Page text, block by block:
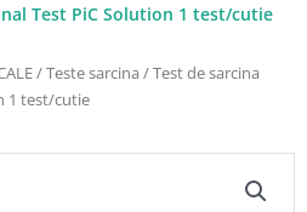
Test PiC Solution 1 test/cutie
/Teste sarcina / Test de sarcina
1 test/cutie